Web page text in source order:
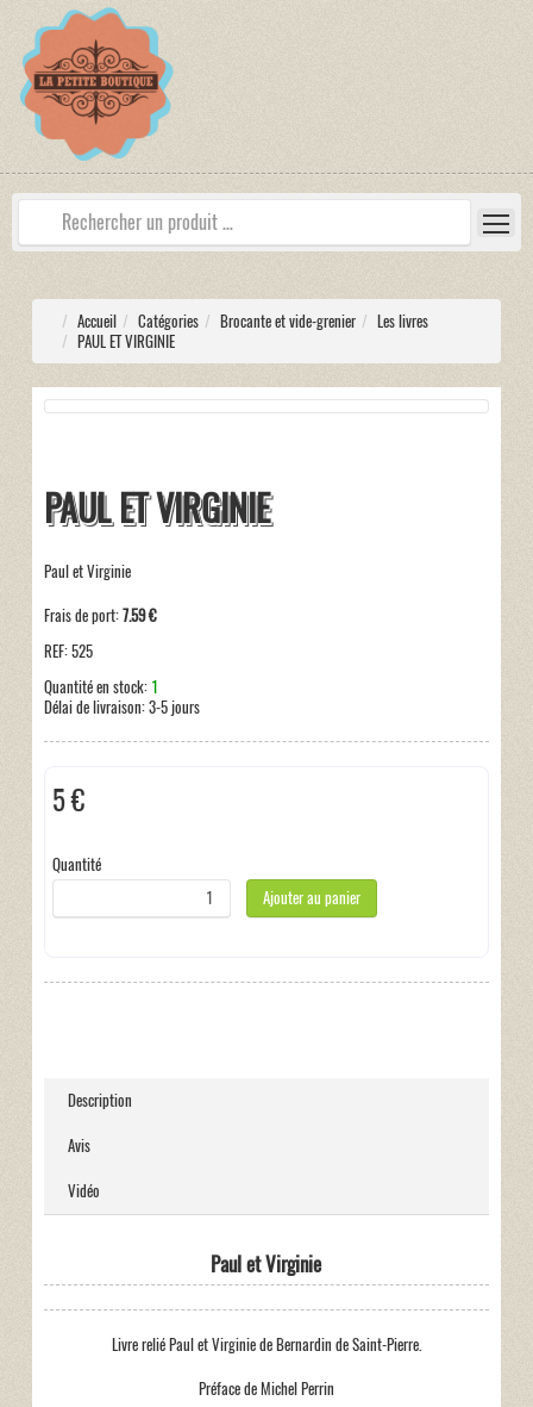
Accueil Catégories Brocante et vide-grenier
Les livres
PAUL ET VIRGINIE
PAUL ET VIRGINIE
Paul et Virginie
Frais de port:7.59 €
REF:525
Quantité en stock: 1
Délai de livraison:3-5 jours
5 €
Quantité
Ajouter au panier
Description
Avis
Vidéo
Paul et Virginie
Livre relié Paul et Virginie de Bernardin de Saint-Pierre.
Préface de Michel Perrin